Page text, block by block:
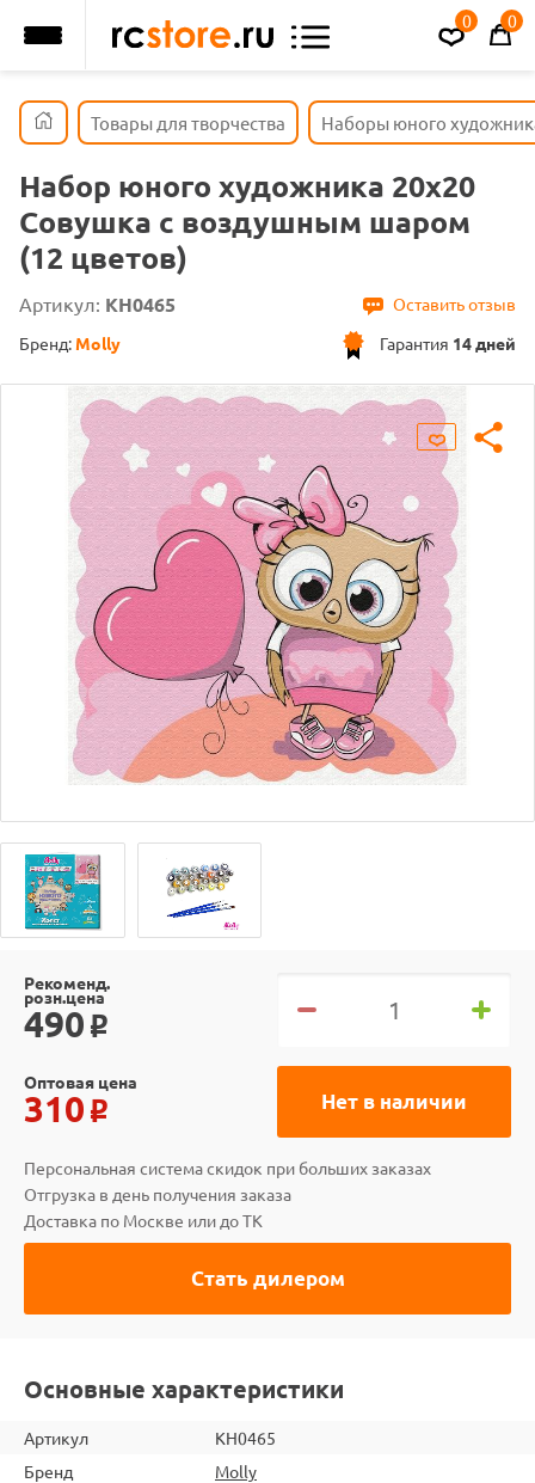
0 0
Товары для творчества Наборы юного
Набор юного художника 20х20
Совушка с воздушным шаром
(12 цветов)
Артикул: KH0465
Оставить отзыв
Гарантия 14 дней
Бренд: Molly
Рекоменд.
розн.цена
490 o
Нет в наличии
Оптовая цена
310 o
Персональная система скидок при больших заказах
Отгрузка в день получения заказа
Доставка по Москве или до ТК
Стать дилером
Основные характеристики
Артикул
KH0465
Бренд
Molly